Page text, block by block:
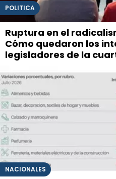
POLITICA
Ruptura en el
Cómo quedaron los
legisladores de la
NACIONALES